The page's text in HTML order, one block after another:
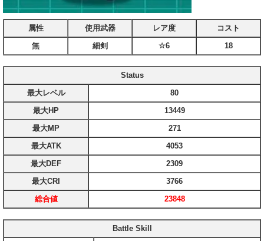
属性 使用武器 レア度
コスト
無
細剣 ☆6 18
Status
最大レベル
80
最大HP
13449
最大MP
271
最大ATK
4053
最大DEF
2309
最大CRI
3766
総合値
23848
Battle Skill